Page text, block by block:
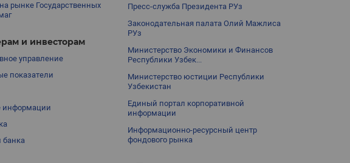
рынке Государственных
и инвесторам
управление
показатели
информации
банка
Пресс-служба Президента РУз
Законодательная палата Олий Мажлиса
РУз
Министерство Экономики и Финансов
Республики Узбек...
Министерство юстиции Республики
Узбекистан
Единый портал корпоративной
информации
Информационно-ресурсный центр
фондового рынка